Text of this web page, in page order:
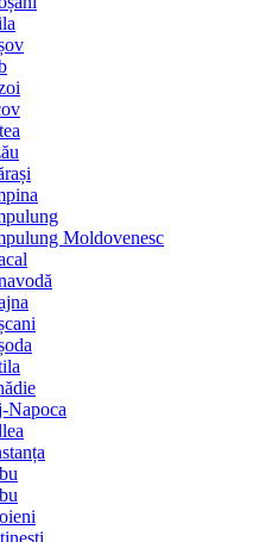
Moldovenesc
Napoca